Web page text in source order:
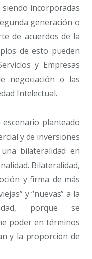
incorporadas
generación o
de acuerdos de la
de esto pueden
y Empresas
negociación o las
Intelectual.
planteado
y de inversiones
bilateralidad en
Bilateralidad,
y firma de más
y “nuevas” a la
porque se
poder en términos
y la proporción de